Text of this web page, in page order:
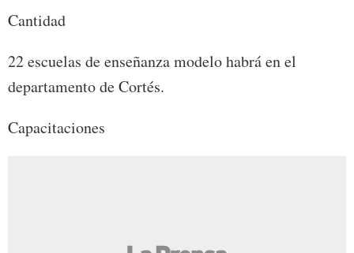
Cantidad
22 escuelas de enseñanza modelo habrá en el
departamento de Cortés.
Capacitaciones